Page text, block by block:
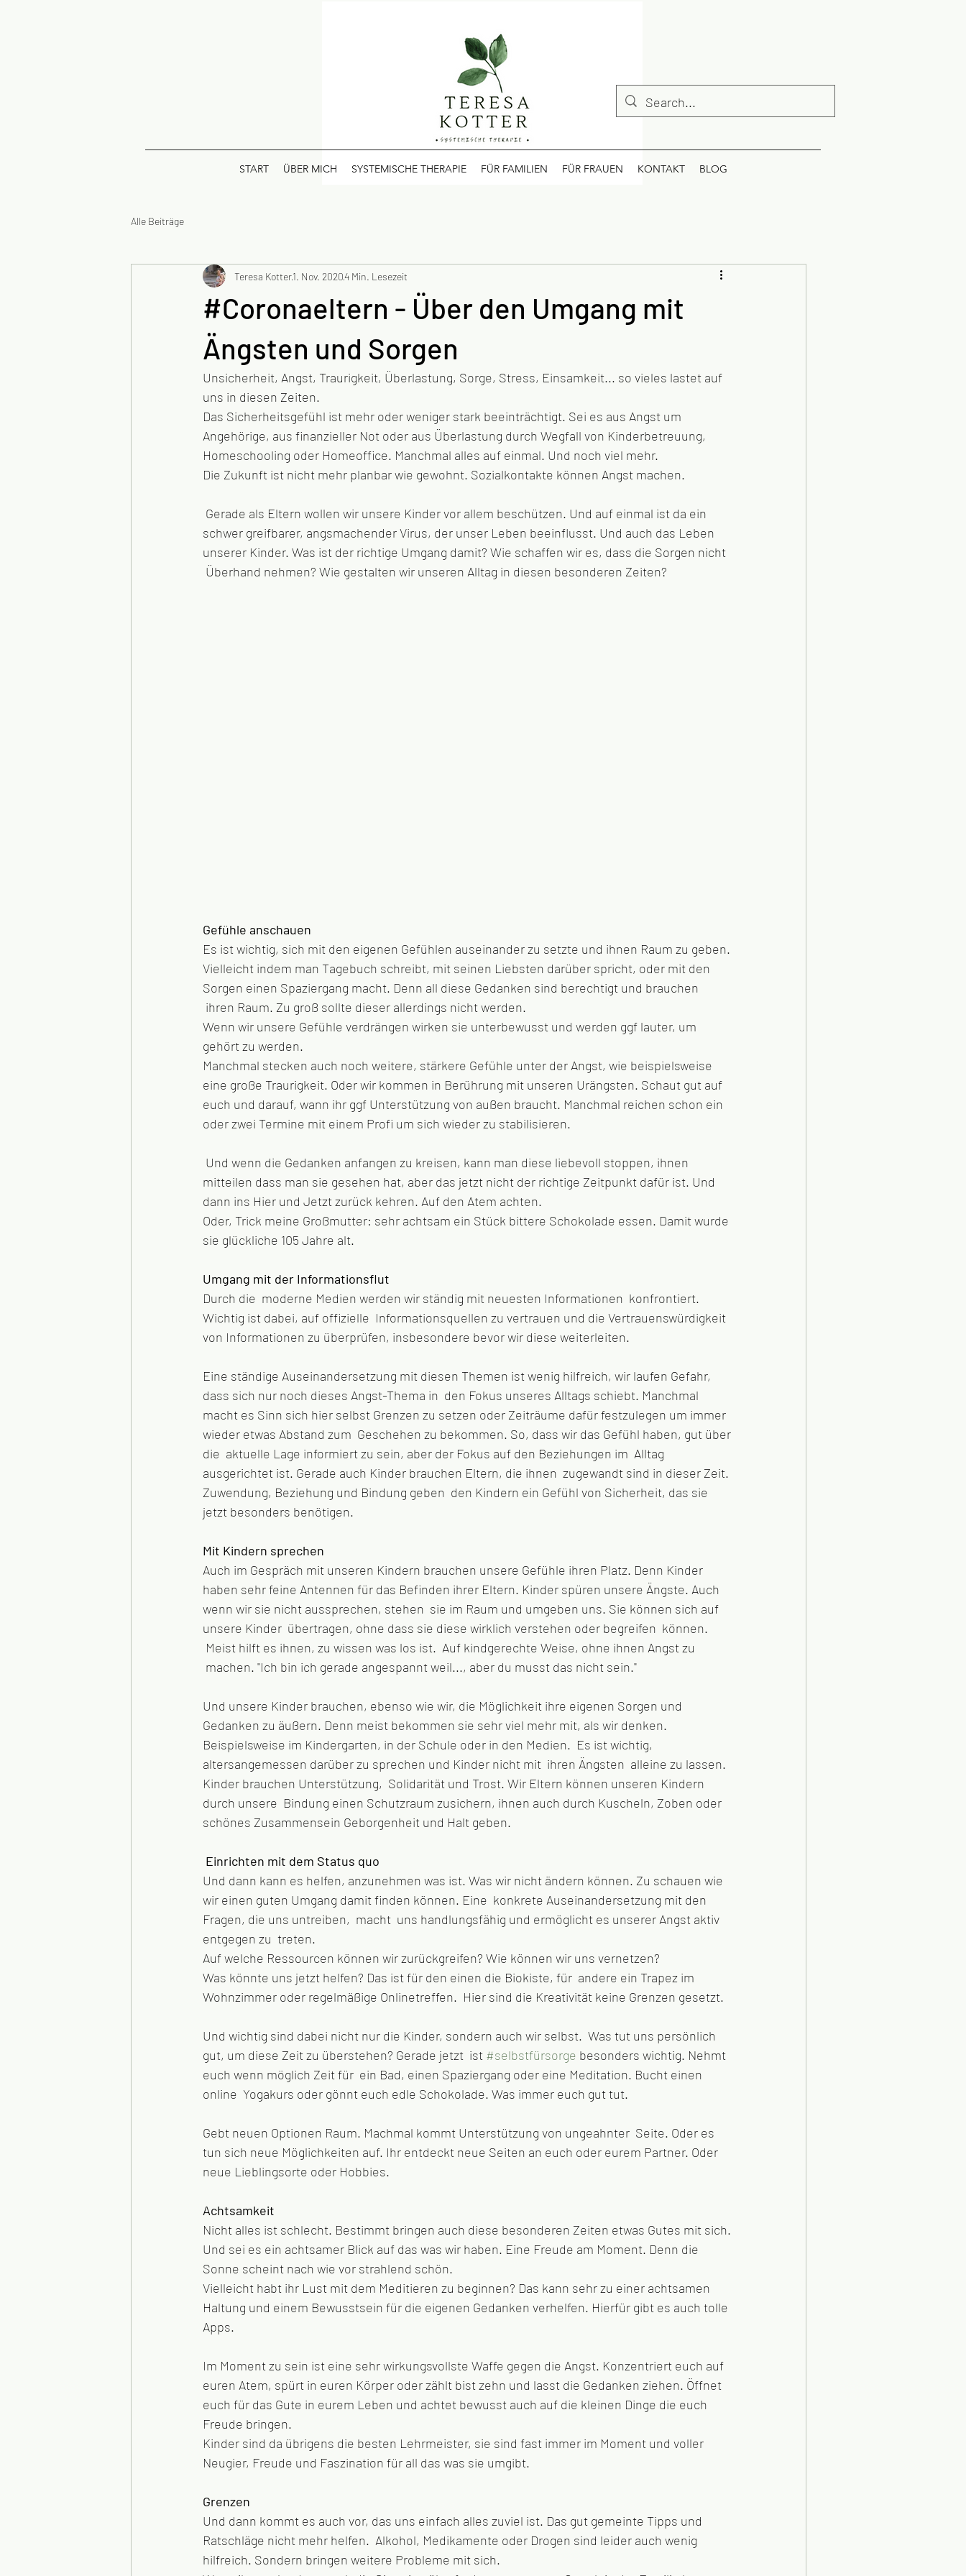
START ÜBER MICH SYSTEMISCHE THERAPIE FÜR FAMILIEN FÜR FRAUEN KONTAKT BLOG
Alle Beiträge
#Coronaeltern - Über den Umgang mit
Ängsten und Sorgen
Teresa Kotter1. Nov. 20204 Min. Lesezeit
Unsicherheit, Angst, Traurigkeit, Überlastung, Sorge, Stress, Einsamkeit... so vieles lastet auf
uns in diesen Zeiten.
Das Sicherheitsgefühl ist mehr oder weniger stark beeinträchtigt. Sei es aus Angst um
Angehörige, aus finanzieller Not oder aus Überlastung durch Wegfall von Kinderbetreuung,
Homeschooling oder Homeoffice. Manchmal alles auf einmal. Und noch viel mehr.
Die Zukunft ist nicht mehr planbar wie gewohnt. Sozialkontakte können Angst machen.
schwer greifbarer, angsmachender Virus, der unser Leben beeinflusst. Und auch das Leben
unserer Kinder. Was ist der richtige Umgang damit? Wie schaffen wir es, dass die Sorgen nicht
Überhand nehmen? Wie gestalten wir unseren Alltag in diesen besonderen Zeiten?
Gefühle anschauen
Es ist wichtig, sich mit den eigenen Gefühlen auseinander zu setzte und ihnen Raum zu geben.
Vielleicht indem man Tagebuch schreibt, mit seinen Liebsten darüber spricht, oder mit den
Sorgen einen Spaziergang macht. Denn all diese Gedanken sind berechtigt und brauchen
ihren Raum. Zu groß sollte dieser allerdings nicht werden.
Wenn wir unsere Gefühle verdrängen wirken sie unterbewusst und werden ggf lauter, um
gehört zu werden.
Manchmal stecken auch noch weitere, stärkere Gefühle unter der Angst, wie beispielsweise
eine große Traurigkeit. Oder wir kommen in Berührung mit unseren Urängsten. Schaut gut auf
euch und darauf, wann ihr ggf Unterstützung von außen braucht. Manchmal reichen schon ein
oder zwei Termine mit einem Profi um sich wieder zu stabilisieren.
mitteilen dass man sie gesehen hat, aber das jetzt nicht der richtige Zeitpunkt dafür ist. Und
dann ins Hier und Jetzt zurück kehren. Auf den Atem achten.
Oder, Trick meine Großmutter: sehr achtsam ein Stück bittere Schokolade essen. Damit wurde
sie glückliche 105 Jahre alt.
Umgang mit der Informationsflut
Durch die  moderne Medien werden wir ständig mit neuesten Informationen  konfrontiert.
Wichtig ist dabei, auf offizielle  Informationsquellen zu vertrauen und die Vertrauenswürdigkeit
von Informationen zu überprüfen, insbesondere bevor wir diese weiterleiten.
Eine ständige Auseinandersetzung mit diesen Themen ist wenig hilfreich, wir laufen Gefahr,
dass sich nur noch dieses Angst-Thema in  den Fokus unseres Alltags schiebt. Manchmal
macht es Sinn sich hier selbst Grenzen zu setzen oder Zeiträume dafür festzulegen um immer
wieder etwas Abstand zum  Geschehen zu bekommen. So, dass wir das Gefühl haben, gut über
die  aktuelle Lage informiert zu sein, aber der Fokus auf den Beziehungen im  Alltag
ausgerichtet ist. Gerade auch Kinder brauchen Eltern, die ihnen  zugewandt sind in dieser Zeit.
Zuwendung, Beziehung und Bindung geben  den Kindern ein Gefühl von Sicherheit, das sie
jetzt besonders benötigen.
Mit Kindern sprechen
Auch im Gespräch mit unseren Kindern brauchen unsere Gefühle ihren Platz. Denn Kinder
haben sehr feine Antennen für das Befinden ihrer Eltern. Kinder spüren unsere Ängste. Auch
wenn wir sie nicht aussprechen, stehen  sie im Raum und umgeben uns. Sie können sich auf
unsere Kinder  übertragen, ohne dass sie diese wirklich verstehen oder begreifen  können.
Meist hilft es ihnen, zu wissen was los ist.  Auf kindgerechte Weise, ohne ihnen Angst zu
machen. "Ich bin ich gerade angespannt weil..., aber du musst das nicht sein."
Und unsere Kinder brauchen, ebenso wie wir, die Möglichkeit ihre eigenen Sorgen und
Gedanken zu äußern. Denn meist bekommen sie sehr viel mehr mit, als wir denken.
Beispielsweise im Kindergarten, in der Schule oder in den Medien.  Es ist wichtig,
altersangemessen darüber zu sprechen und Kinder nicht mit  ihren Ängsten  alleine zu lassen.
Kinder brauchen Unterstützung,  Solidarität und Trost. Wir Eltern können unseren Kindern
durch unsere  Bindung einen Schutzraum zusichern, ihnen auch durch Kuscheln, Zoben oder
schönes Zusammensein Geborgenheit und Halt geben.
Einrichten mit dem Status quo
Und dann kann es helfen, anzunehmen was ist. Was wir nicht ändern können. Zu schauen wie
wir einen guten Umgang damit finden können. Eine  konkrete Auseinandersetzung mit den
Fragen, die uns untreiben,  macht  uns handlungsfähig und ermöglicht es unserer Angst aktiv
entgegen zu  treten.
Auf welche Ressourcen können wir zurückgreifen? Wie können wir uns vernetzen?
Was könnte uns jetzt helfen? Das ist für den einen die Biokiste, für  andere ein Trapez im
Wohnzimmer oder regelmäßige Onlinetreffen.  Hier sind die Kreativität keine Grenzen gesetzt.
Und wichtig sind dabei nicht nur die Kinder, sondern auch wir selbst.  Was tut uns persönlich
gut, um diese Zeit zu überstehen? Gerade jetzt  ist #selbstfürsorge besonders wichtig. Nehmt
euch wenn möglich Zeit für  ein Bad, einen Spaziergang oder eine Meditation. Bucht einen
online  Yogakurs oder gönnt euch edle Schokolade. Was immer euch gut tut.
Gebt neuen Optionen Raum. Machmal kommt Unterstützung von ungeahnter  Seite. Oder es
tun sich neue Möglichkeiten auf. Ihr entdeckt neue Seiten an euch oder eurem Partner. Oder
neue Lieblingsorte oder Hobbies.
Achtsamkeit
Nicht alles ist schlecht. Bestimmt bringen auch diese besonderen Zeiten etwas Gutes mit sich.
Und sei es ein achtsamer Blick auf das was wir haben. Eine Freude am Moment. Denn die
Sonne scheint nach wie vor strahlend schön.
Vielleicht habt ihr Lust mit dem Meditieren zu beginnen? Das kann sehr zu einer achtsamen
Haltung und einem Bewusstsein für die eigenen Gedanken verhelfen. Hierfür gibt es auch tolle
Apps.
Im Moment zu sein ist eine sehr wirkungsvollste Waffe gegen die Angst. Konzentriert euch auf
euren Atem, spürt in euren Körper oder zählt bist zehn und lasst die Gedanken ziehen. Öffnet
euch für das Gute in eurem Leben und achtet bewusst auch auf die kleinen Dinge die euch
Freude bringen.
Kinder sind da übrigens die besten Lehrmeister, sie sind fast immer im Moment und voller
Neugier, Freude und Faszination für all das was sie umgibt.
Grenzen
Und dann kommt es auch vor, das uns einfach alles zuviel ist. Das gut gemeinte Tipps und
Ratschläge nicht mehr helfen.  Alkohol, Medikamente oder Drogen sind leider auch wenig
hilfreich. Sondern bringen weitere Probleme mit sich.